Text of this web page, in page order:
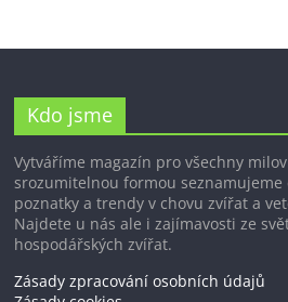
Kdo jsme
Vytváříme magazín pro všechny
srozumitelnou formou seznamujeme
poznatky a trendy v chovu zvířat a
Najdete u nás ale i zajímavosti ze
hospodářských zvířat.
Zásady zpracování osobních údajů